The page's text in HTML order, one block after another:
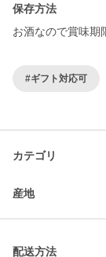
保存方法
お酒なので賞味期
#ギフト対応可
カテゴリ
産地
配送方法